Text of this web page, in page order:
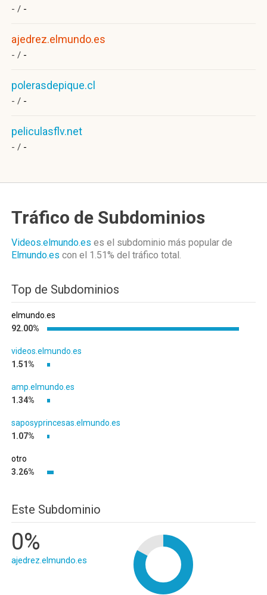
- / -
ajedrez.elmundo.es
- / -
polerasdepique.cl
- / -
peliculasflv.net
- / -
Tráfico de Subdominios
Videos.elmundo.es es el subdominio más popular de
Elmundo.es con el 1.51% del tráfico total.
Top de Subdominios
elmundo.es
92.00%
videos.elmundo.es
1.51%
amp.elmundo.es
1.34%
saposyprincesas.elmundo.es
1.07%
otro
3.26%
Este Subdominio
0%
ajedrez.elmundo.es